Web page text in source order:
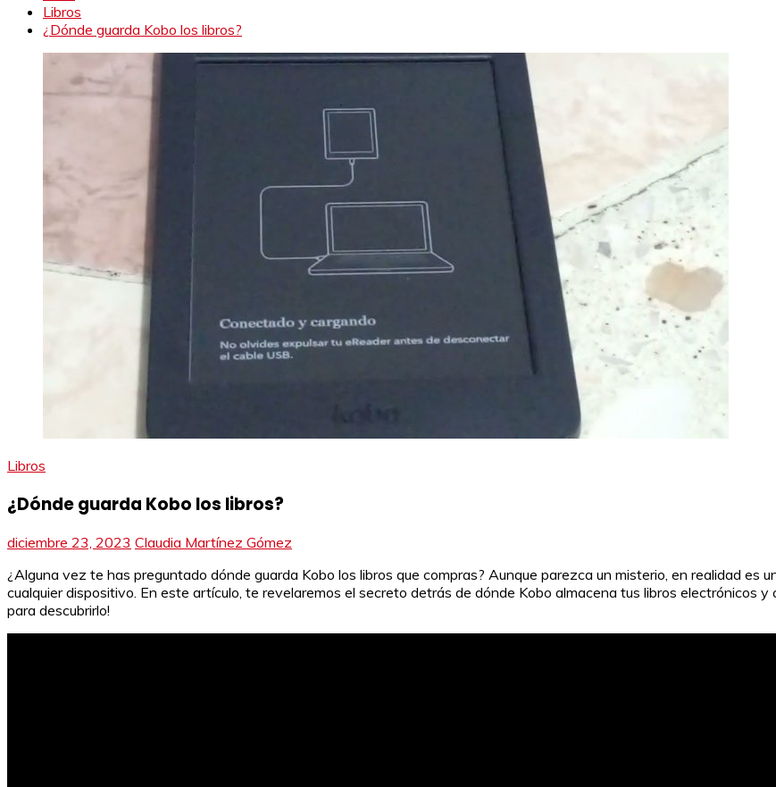
Libros
¿Dónde guarda Kobo los libros?
Libros
¿Dónde guarda Kobo los libros?
diciembre 23, 2023 Claudia Martínez Gómez
¿Alguna vez te has preguntado dónde guarda Kobo los libros que compras? Aunque parezca un misterio, en realidad es
cualquier dispositivo. En este artículo, te revelaremos el secreto detrás de dónde Kobo almacena tus libros electrónicos y
para descubrirlo!